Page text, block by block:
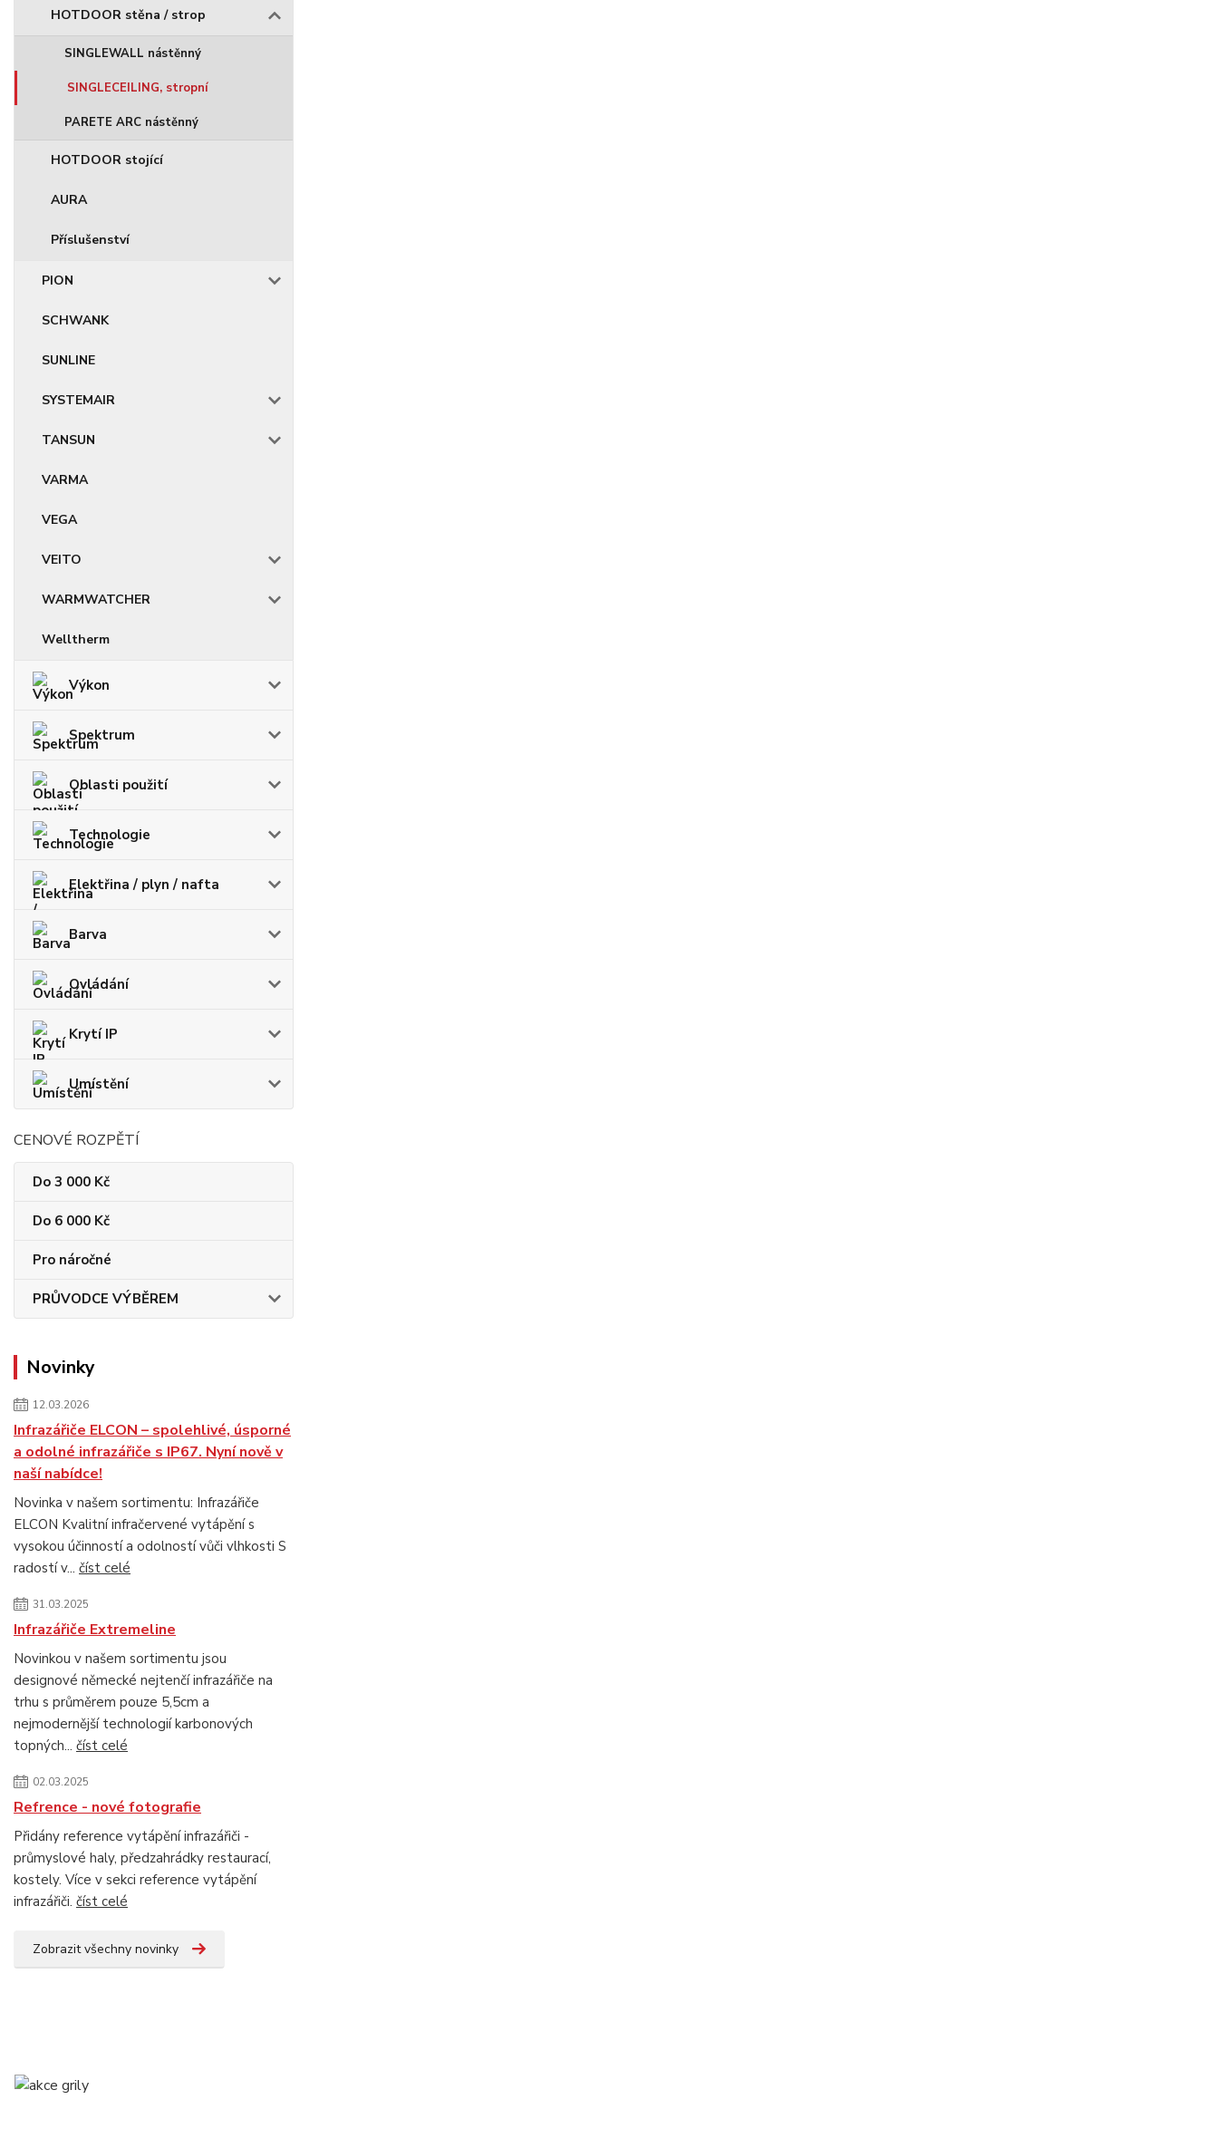
HOTDOOR stěna / strop
SINGLEWALL nástěnný
SINGLECEILING, stropní
PARETE ARC nástěnný
HOTDOOR stojící
AURA
Příslušenství
PION
SCHWANK
SUNLINE
SYSTEMAIR
TANSUN
VARMA
VEGA
VEITO
WARMWATCHER
Welltherm
Výkon
Spektrum
Oblasti použití
Technologie
Elektřina / plyn / nafta
Barva
Ovládání
Krytí IP
Umístění
CENOVÉ ROZPĚTÍ
Do 3 000 Kč
Do 6 000 Kč
Pro náročné
PRŮVODCE VÝBĚREM
Novinky
12.03.2026
Infrazářiče ELCON – spolehlivé, úsporné
a odolné infrazářiče s IP67. Nyní nově v
naší nabídce!
Novinka v našem sortimentu: Infrazářiče
ELCON Kvalitní infračervené vytápění s
vysokou účinností a odolností vůči vlhkosti S
radostí v... číst celé
31.03.2025
Infrazářiče Extremeline
Novinkou v našem sortimentu jsou
designové německé nejtenčí infrazářiče na
trhu s průměrem pouze 5,5cm a
nejmodernější technologií karbonových
topných... číst celé
02.03.2025
Refrence - nové fotografie
Přidány reference vytápění infrazářiči -
průmyslové haly, předzahrádky restaurací,
kostely. Více v sekci reference vytápění
infrazářiči. číst celé
Zobrazit všechny novinky